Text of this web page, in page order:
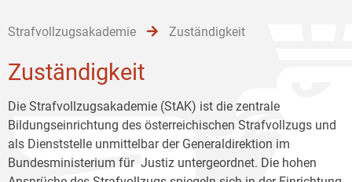
Strafvollzugsakademie Zuständigkeit
Zuständigkeit
Die Strafvollzugsakademie (StAK) ist die zentrale
Bildungseinrichtung des österreichischen Strafvollzugs und
als Dienststelle unmittelbar der Generaldirektion im
Bundesministerium für Justiz untergeordnet. Die hohen